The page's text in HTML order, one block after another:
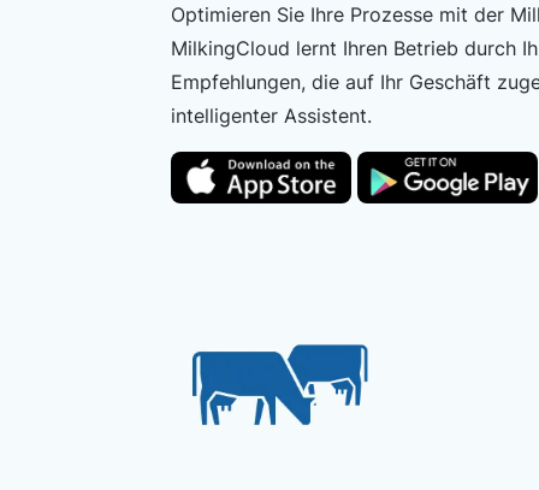
Optimieren Sie Ihre Prozesse mit der
MilkingCloud lernt Ihren Betrieb durch
Empfehlungen, die auf Ihr Geschäft
intelligenter Assistent.